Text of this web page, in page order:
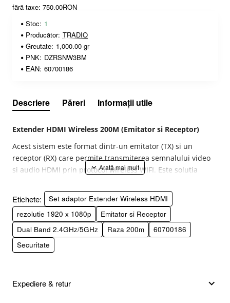
fără taxe: 750.00RON
Stoc: 1
Producător: TRADIO
Greutate: 1,000.00 gr
PNK: DZRSNW3BM
EAN: 60700186
Descriere Păreri Informații utile
Extender HDMI Wireless 200M (Emitator si Receptor)
Acest sistem este format dintr-un emitator (TX) si un
receptor (RX) care permite transmiterea semnalului video
si audio HDMI prin protocol wireless WIFI. Este solutia
intinse prin casa sau birou.
Caracteristici Principale:
Distanta de transmisie:Pana la 200 metri in camp
deschis (fara obstacole) si pana la 50 metri prin
Frecventa Duala:
Utilizeaza tehnologia 2.4GHz / 5GHz
Etichete:
Set adaptor Extender Wireless HDMI
rezolutie 1920 x 1080p
Emitator si Receptor
Dual Band 2.4GHz/5GHz
Raza 200m
60700186
Securitate
Expediere & retur